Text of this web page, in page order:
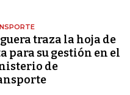
traza la hoja de
para su gestión en el
de